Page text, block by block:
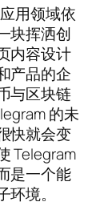
用领域依
块挥洒创
内容设计
产品的企
与区块链
的未
快就会变
Telegram
是一个能
境。